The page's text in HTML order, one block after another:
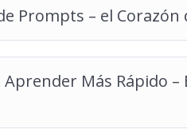
Prompts – el Corazón
Más Rápido –